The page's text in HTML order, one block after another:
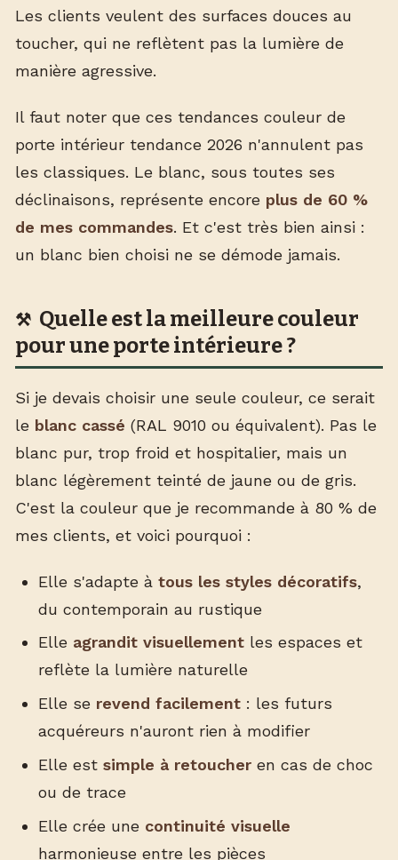
Les clients veulent des surfaces douces au
toucher, qui ne reflètent pas la lumière de
manière agressive.
Il faut noter que ces tendances couleur de
porte intérieur tendance 2026 n'annulent pas
les classiques. Le blanc, sous toutes ses
déclinaisons, représente encore plus de 60 %
de mes commandes. Et c'est très bien ainsi :
un blanc bien choisi ne se démode jamais.
Quelle est la meilleure couleur
pour une porte intérieure ?
Si je devais choisir une seule couleur, ce serait
le blanc cassé (RAL 9010 ou équivalent). Pas le
blanc pur, trop froid et hospitalier, mais un
blanc légèrement teinté de jaune ou de gris.
C'est la couleur que je recommande à 80 % de
mes clients, et voici pourquoi :
Elle s'adapte à tous les styles décoratifs,
du contemporain au rustique
Elle agrandit visuellementles espaces et
reflète la lumière naturelle
Elle se revend facilement: les futurs
acquéreurs n'auront rien à modifier
Elle est simple à retoucheren cas de choc
ou de trace
Elle crée une continuité visuelle
harmonieuse entre les pièces